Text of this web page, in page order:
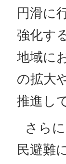
円滑に
強化す
地域に
の拡大
推進し
さら
民避難